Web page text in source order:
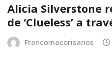
Alicia Silverstone
de ‘Clueless’ a
Francomacorisanos